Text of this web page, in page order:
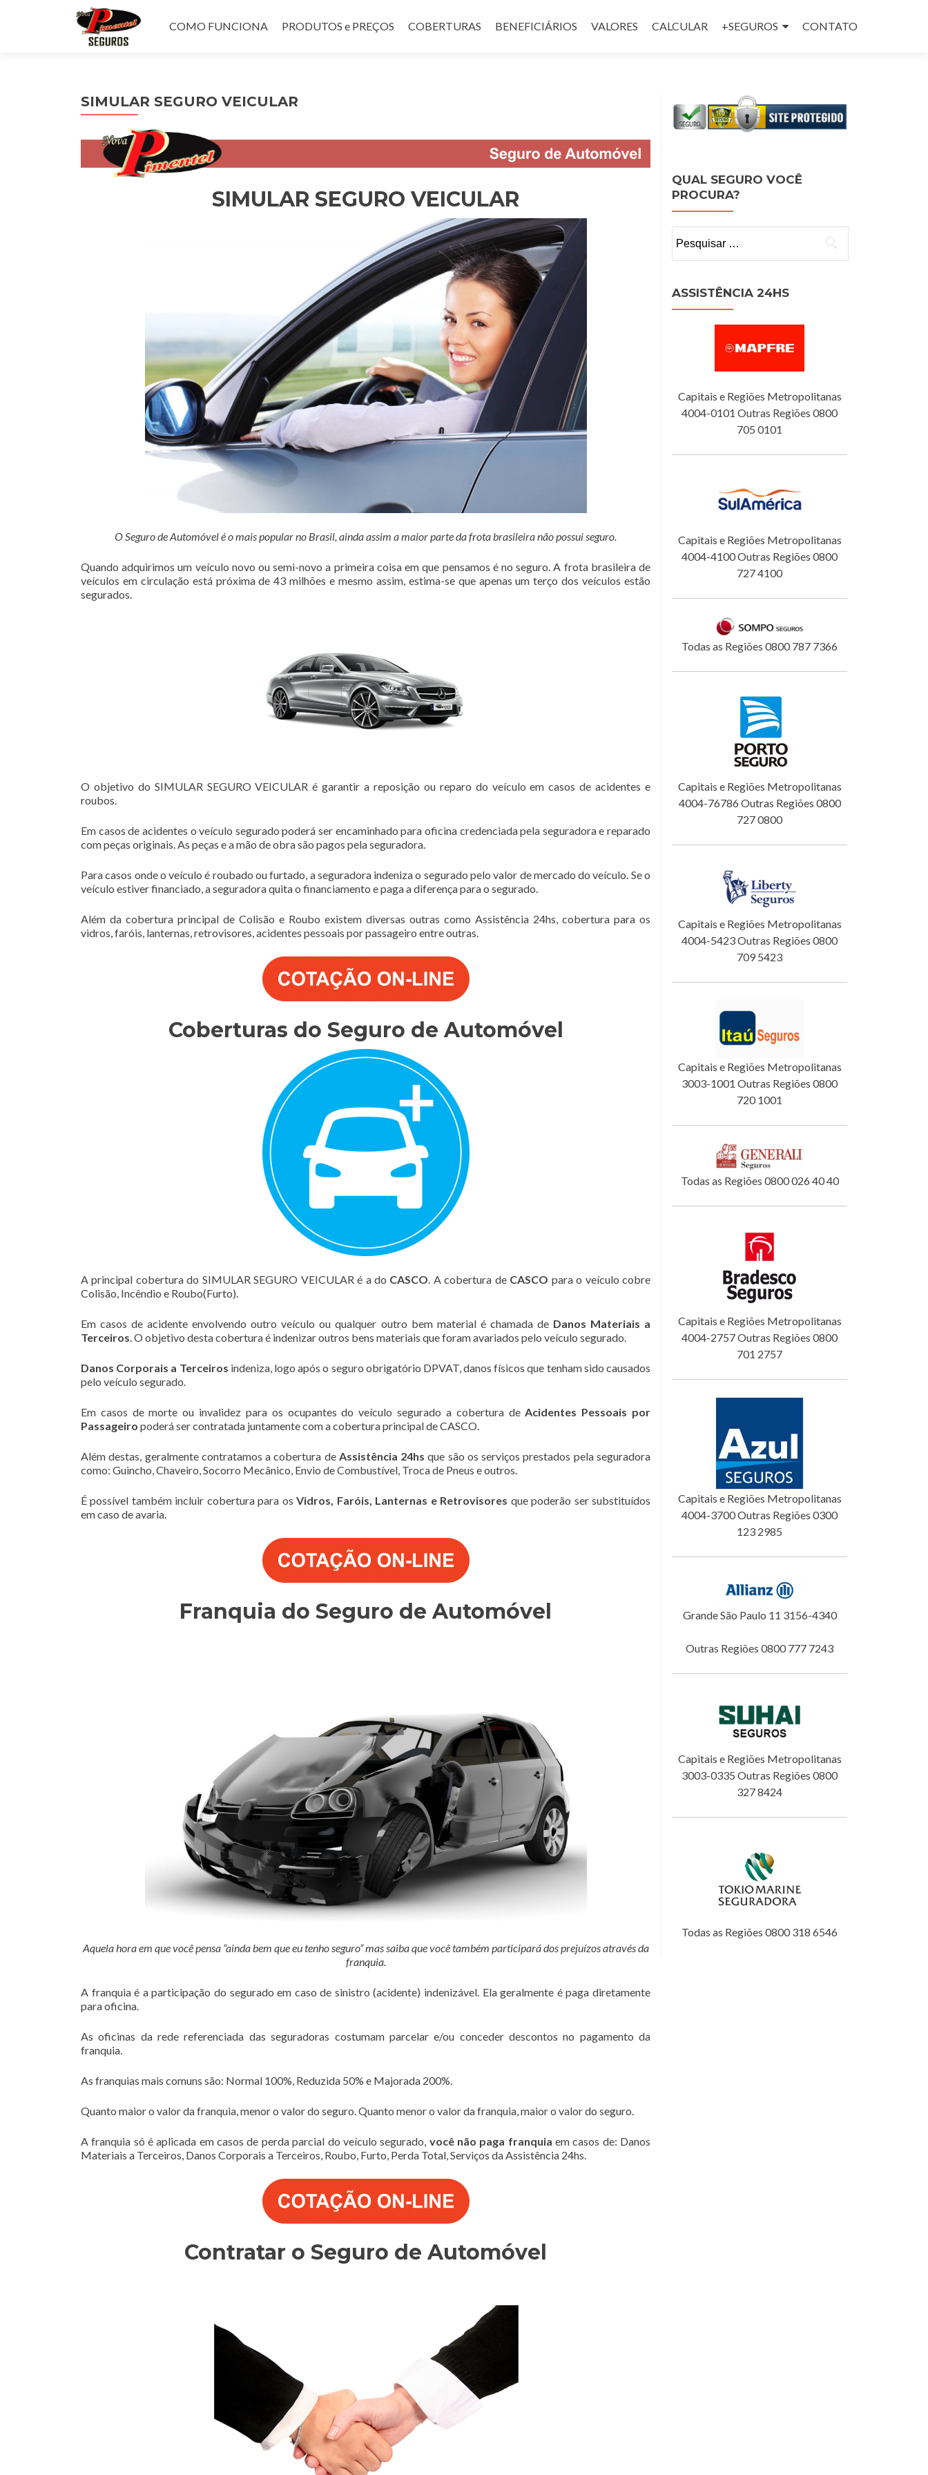
para
COMO FUNCIONA PRODUTOS e PREÇOS COBERTURAS BENEFICIÁRIOS VALORES CALCULAR +SEGUROS CONTATO
SIMULAR SEGURO VEICULAR
SIMULAR SEGURO VEICULAR
O Seguro de Automóvel é o mais popular no Brasil, ainda assim a maior parte da frota brasileira não possui seguro.
Quando adquirimos um veículo novo ou semi-novo a primeira coisa em que pensamos é no seguro. A frota brasileira de
veículos em circulação está próxima de 43 milhões e mesmo assim, estima-se que apenas um terço dos veículos estão
segurados.
O objetivo do SIMULAR SEGURO VEICULAR é garantir a reposição ou reparo do veículo em casos de acidentes e
roubos.
Em casos de acidentes o veículo segurado poderá ser encaminhado para oficina credenciada pela seguradora e reparado
com peças originais. As peças e a mão de obra são pagos pela seguradora.
Para casos onde o veículo é roubado ou furtado, a seguradora indeniza o segurado pelo valor de mercado do veículo. Se o
veículo estiver financiado, a seguradora quita o financiamento e paga a diferença para o segurado.
Além da cobertura principal de Colisão e Roubo existem diversas outras como Assistência 24hs, cobertura para os
vidros, faróis, lanternas, retrovisores, acidentes pessoais por passageiro entre outras.
Coberturas do Seguro de Automóvel
A principal cobertura do SIMULAR SEGURO VEICULAR é a do CASCO . A cobertura de CASCO para o veículo cobre
Colisão, Incêndio e Roubo(Furto).
Em casos de acidente envolvendo outro veículo ou qualquer outro bem material é chamada de Danos Materiais a
Terceiros . O objetivo desta cobertura é indenizar outros bens materiais que foram avariados pelo veículo segurado.
Danos Corporais a Terceiros indeniza, logo após o seguro obrigatório DPVAT, danos físicos que tenham sido causados
pelo veículo segurado.
Em casos de morte ou invalidez para os ocupantes do veículo segurado a cobertura de Acidentes Pessoais por
Passageiro poderá ser contratada juntamente com a cobertura principal de CASCO.
Além destas, geralmente contratamos a cobertura de Assistência 24hs que são os serviços prestados pela seguradora
como: Guincho, Chaveiro, Socorro Mecânico, Envio de Combustível, Troca de Pneus e outros.
É possível também incluir cobertura para osVidros, Faróis, Lanternas e Retrovisores que poderão ser substituídos
em caso de avaria.
Franquia do Seguro de Automóvel
Aquela hora em que você pensa “ainda bem que eu tenho seguro” mas saiba que você também participará dos prejuízos através da
franquia.
A franquia é a participação do segurado em caso de sinistro (acidente) indenizável. Ela geralmente é paga diretamente
para oficina.
As oficinas da rede referenciada das seguradoras costumam parcelar e/ou conceder descontos no pagamento da
franquia.
As franquias mais comuns são: Normal 100%, Reduzida 50% e Majorada 200%.
Quanto maior o valor da franquia, menor o valor do seguro. Quanto menor o valor da franquia, maior o valor do seguro.
A franquia só é aplicada em casos de perda parcial do veículo segurado, você não paga franquia em casos de: Danos
Materiais a Terceiros, Danos Corporais a Terceiros, Roubo, Furto, Perda Total, Serviços da Assistência 24hs.
Contratar o Seguro de Automóvel
QUAL SEGURO VOCÊ
PROCURA?
por:
ASSISTÊNCIA 24HS
Capitais e Regiões Metropolitanas
4004-0101 Outras Regiões 0800
705 0101
Capitais e Regiões Metropolitanas
4004-4100 Outras Regiões 0800
727 4100
Todas as Regiões 0800 787 7366
Capitais e Regiões Metropolitanas
4004-76786 Outras Regiões 0800
727 0800
Capitais e Regiões Metropolitanas
4004-5423 Outras Regiões 0800
709 5423
Capitais e Regiões Metropolitanas
3003-1001 Outras Regiões 0800
720 1001
Todas as Regiões 0800 026 40 40
Capitais e Regiões Metropolitanas
4004-2757 Outras Regiões 0800
701 2757
Capitais e Regiões Metropolitanas
4004-3700 Outras Regiões 0300
123 2985
Grande São Paulo 11 3156-4340
Outras Regiões 0800 777 7243
Capitais e Regiões Metropolitanas
3003-0335 Outras Regiões 0800
327 8424
Todas as Regiões 0800 318 6546